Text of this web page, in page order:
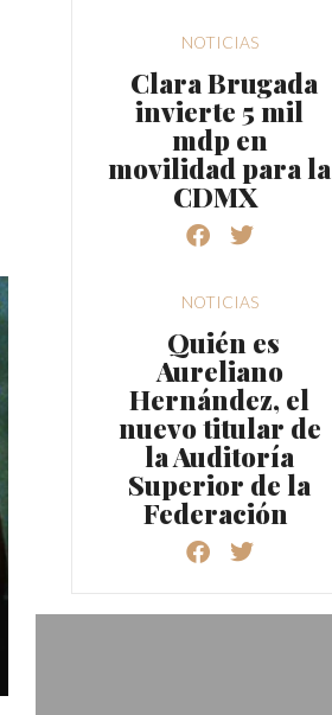
NOTICIAS
Clara Brugada
invierte 5 mil
mdp en
movilidad para la
CDMX
NOTICIAS
Quién es
Aureliano
Hernández, el
nuevo titular de
la Auditoría
Superior de la
Federación